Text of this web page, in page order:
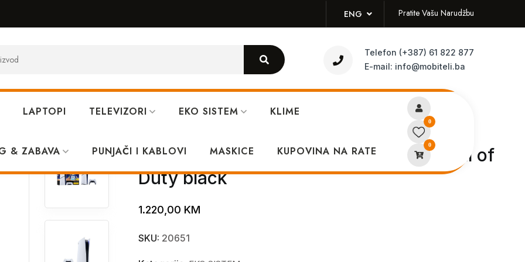
ENG Pratite Vašu Narudžbu
Telefon (+387) 61 822 877
E-mail: info@mobiteli.ba
LAPTOPI TELEVIZORI EKO SISTEM KLIME
& ZABAVA PUNJAČI I KABLOVI MASKICE KUPOVINA NA RATE
0
0
Sony + Call of Duty black
Playstation 5 Slim D chassis Sony + Call of
Duty black
1.220,00 KM
SKU: 20651